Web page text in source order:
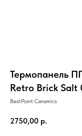
Термопанель
Retro Brick Salt
BestPoint Ceramics
2750,00 р.